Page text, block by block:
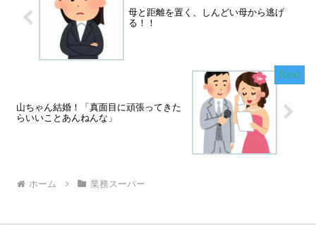
母と距離を置く、しんどい母から逃げ
る！！
山ちゃん結婚！「真面目に頑張ってきた
らいいことあんねんな」
ホーム 業務スーパー